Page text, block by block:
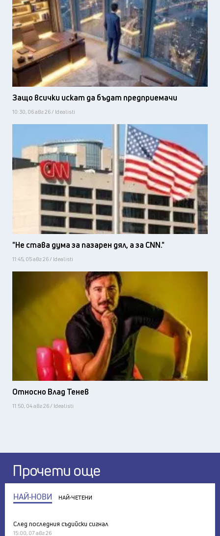
Защо всички искат да бъдат предприемачи
10:30, 06 авг 26 / Idealisti
"Не става дума за пазарен дял, а за CNN."
11:45, 05 авг 26 / Idealisti
Относно Влад Тенев
11:50, 04 авг 26 / Idealisti
Прочети още
НАЙ-НОВИ НАЙ-ЧЕТЕНИ
След последния съдийски сигнал
15:00, 07 авг 26